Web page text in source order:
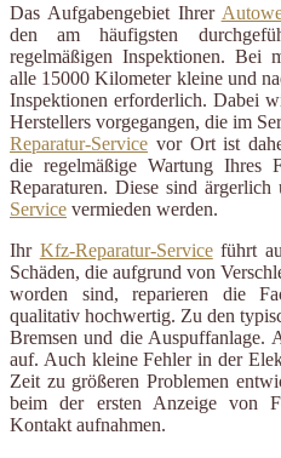
Das Aufgabengebiet Ihrer
den am häufigsten
regelmäßigen Inspektionen. Bei
alle 15000 Kilometer kleine und
Inspektionen erforderlich. Dabei
Herstellers vorgegangen, die im
Reparatur-Service vor Ort ist
die regelmäßige Wartung Ihres
Reparaturen. Diese sind
Service vermieden werden.
Ihr Kfz-Reparatur-Serviceführt
Schäden, die aufgrund von
worden sind, reparieren die
qualitativ hochwertig. Zu den
Bremsen und die Auspuffanlage.
auf. Auch kleine Fehler in der
Zeit zu größeren Problemen
beim der ersten Anzeige von
Kontakt aufnahmen.